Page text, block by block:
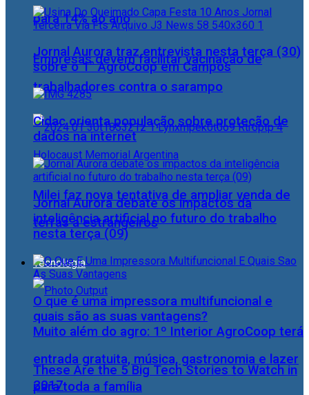
para 14% ao ano
Empresas devem facilitar vacinação de
trabalhadores contra o sarampo
Milei faz nova tentativa de ampliar venda de
terras a estrangeiros
Tecnologia
Muito além do agro: 1º Interior AgroCoop terá
entrada gratuita, música, gastronomia e lazer
para toda a família
Jornal Aurora traz entrevista nesta terça (30)
sobre o 1° AgroCoop em Campos
Cidac orienta população sobre proteção de
dados na internet
Jornal Aurora debate os impactos da
inteligência artificial no futuro do trabalho
nesta terça (09)
O que é uma impressora multifuncional e
quais são as suas vantagens?
These Are the 5 Big Tech Stories to Watch in
2017